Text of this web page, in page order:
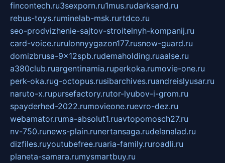
fincontech.ru3sexporn.ru1mus.rudarksand.ru
rebus-toys.ruminelab-msk.rurtdco.ru
seo-prodvizhenie-sajtov-stroitelnyh-kompanij.ru
card-voice.rurulonnyygazon177.rusnow-guard.ru
domizbrusa-9x12spb.rudemaholding.ruaalse.ru
a380club.ruargentinamia.ruperkoka.rumovie-one.ru
perk-oka.rug-octopus.rusibarchives.ruandreislyusar.ru
naruto-x.rupursefactory.rutor-lyubov-i-grom.ru
spayderhed-2022.rumovieone.ruevro-dez.ru
webamator.ruma-absolut1.ruavtopomosch27.ru
nv-750.runews-plain.runertansaga.rudelanalad.ru
dizfiles.ruyoutubefree.ruaria-family.ruroadli.ru
planeta-samara.rumysmartbuy.ru